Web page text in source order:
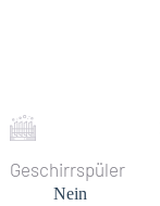
Geschirrspüler
Nein